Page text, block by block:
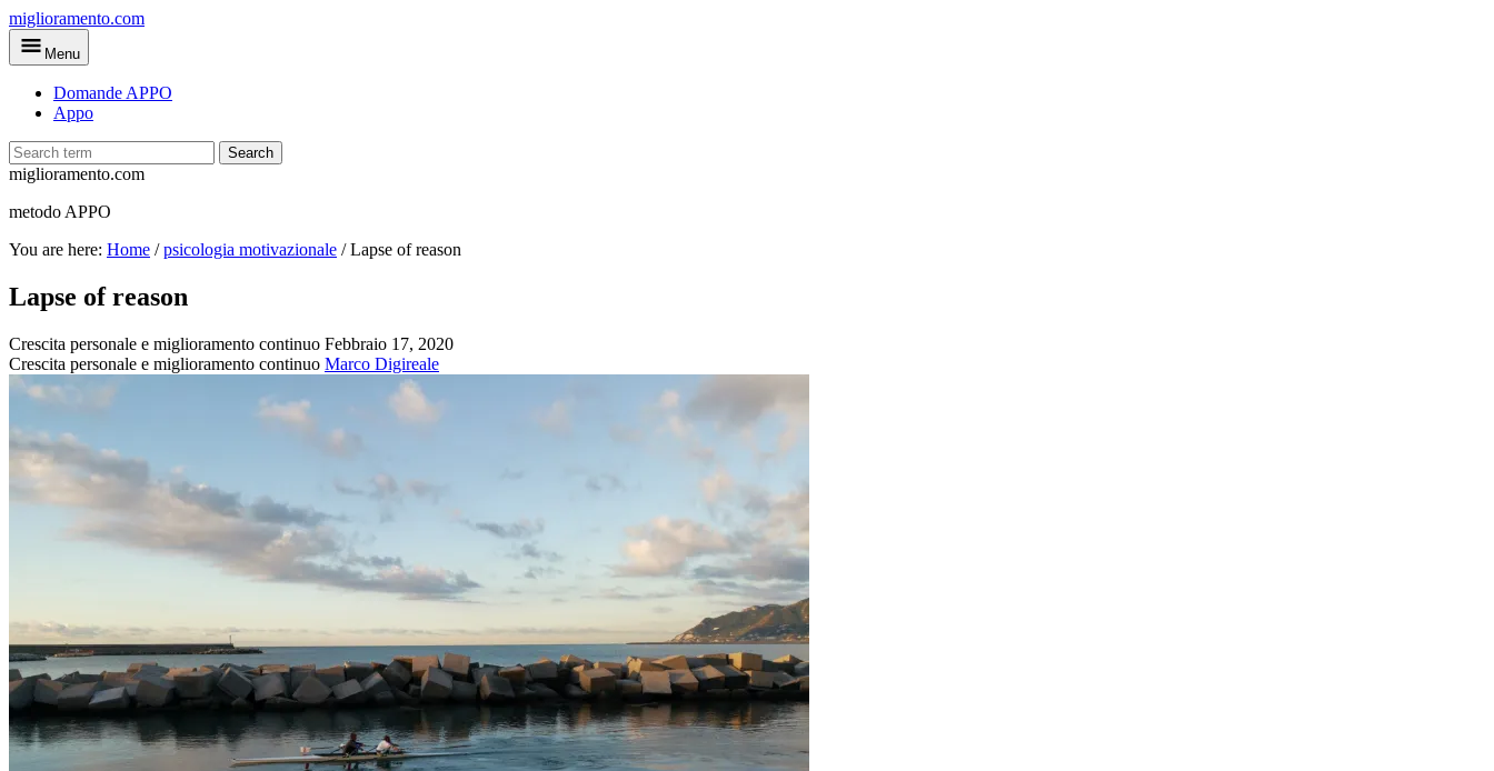
Skip
to
main
miglioramento.com
Menu
Domande APPO
Appo
Search
miglioramento.com
metodo APPO
You are here: Home /psicologia motivazionale /Lapse of reason
Lapse of reason
Crescita personale e miglioramento continuo Febbraio 17, 2020
Crescita personale e miglioramento continuo Marco Digireale